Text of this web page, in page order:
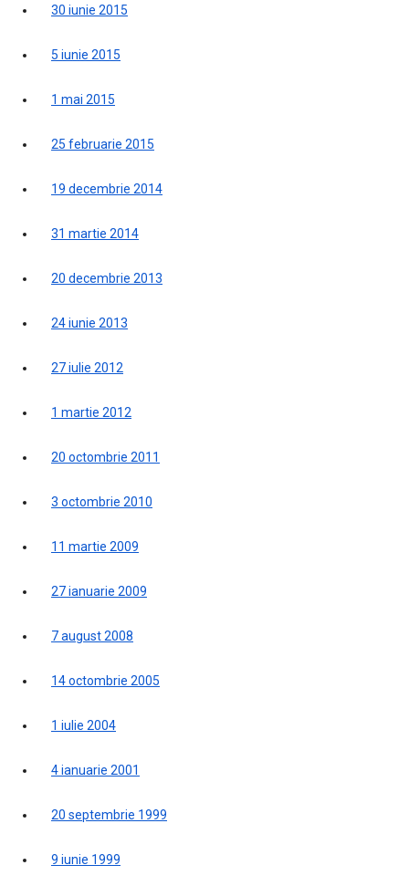
30 iunie 2015
5 iunie 2015
1 mai 2015
25 februarie 2015
19 decembrie 2014
31 martie 2014
20 decembrie 2013
24 iunie 2013
27 iulie 2012
1 martie 2012
20 octombrie 2011
3 octombrie 2010
11 martie 2009
27 ianuarie 2009
7 august 2008
14 octombrie 2005
1 iulie 2004
4 ianuarie 2001
20 septembrie 1999
9 iunie 1999